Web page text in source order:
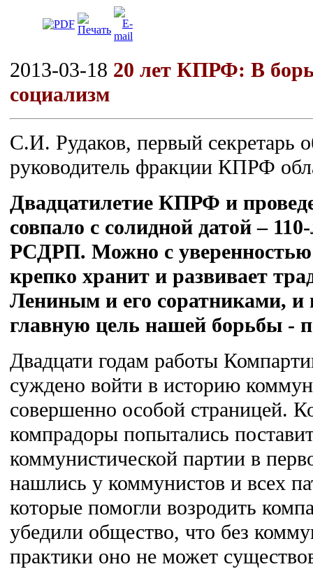
2013-03-18 20 лет КПРФ: В
социализм
С.И. Рудаков, первый секретарь
руководитель фракции КПРФ
Двадцатилетие КПРФ и
совпало с солидной датой –
РСДРП. Можно с
крепко хранит и развивает
Лениным и его соратниками, и
главную цель нашей борьбы -
Двадцати годам работы
суждено войти в историю
совершенно особой страницей.
компрадоры попытались
коммунистической партии в
нашлись у коммунистов и всех
которые помогли возродить
убедили общество, что без
практики оно не может